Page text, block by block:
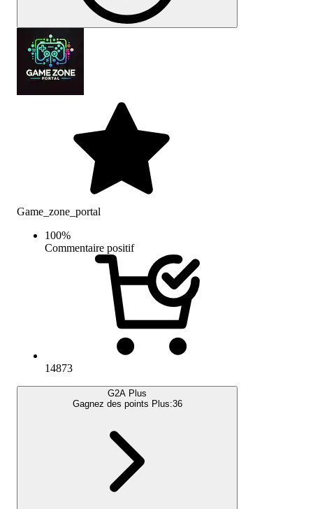
Game_zone_portal
100%
Commentaire positif
14873
G2A Plus
Gagnez des points Plus:36